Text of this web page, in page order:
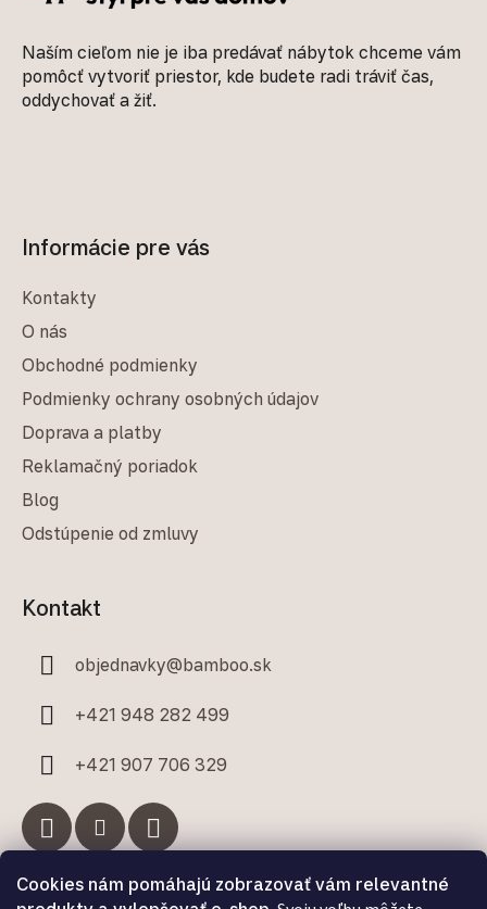
Cookies nám pomáhajú zobrazovať vám relevantné
Naším cieľom nie je iba predávať nábytok chceme vám
pomôcť vytvoriť priestor, kde budete radi tráviť čas,
oddychovať a žiť.
Informácie pre vás
Kontakty
O nás
Obchodné podmienky
Podmienky ochrany osobných údajov
Doprava a platby
Reklamačný poriadok
Blog
Odstúpenie od zmluvy
Kontakt
objednavky@bamboo.sk
+421 948 282 499
+421 907 706 329